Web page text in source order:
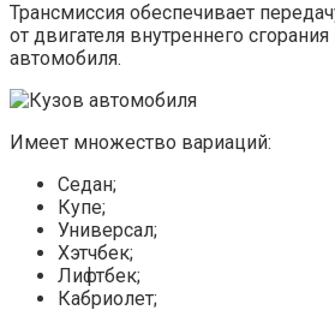
Трансмиссия обеспечивает
от двигателя внутреннего
автомобиля.
Имеет множество вариаций:
Седан;
Купе;
Универсал;
Хэтчбек;
Лифтбек;
Кабриолет;